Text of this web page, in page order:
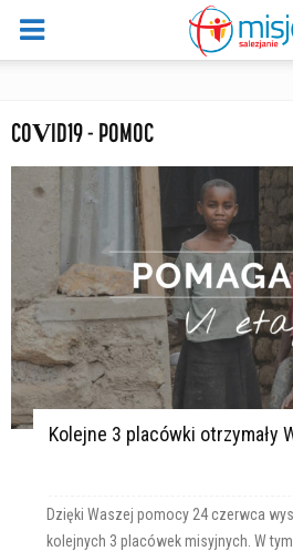
COVID19 - POMOC
Kolejne 3 placówki otrzymały
Dzięki Waszej pomocy 24 czerwca
kolejnych 3 placówek misyjnych. W